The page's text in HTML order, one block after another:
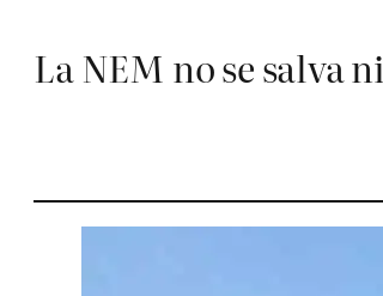
La NEM no se salva